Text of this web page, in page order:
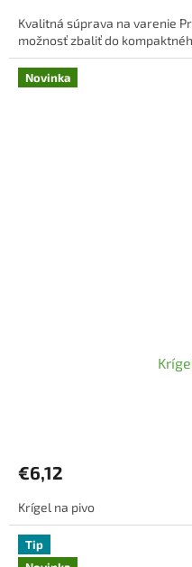
z
5
hviezdičiek.
Kvalitná súprava na varenie
možnosť zbaliť do
Novinka
€6,12
Krígel na pivo
Tip